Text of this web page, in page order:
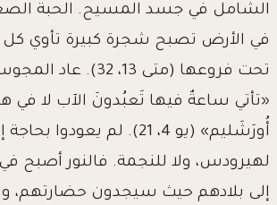
الشامل في جسد المسيح. الحبة
في الأرض تصبح شجرة كبيرة تأوي
تحت فروعها (متى 13،
«تأتي ساعةٌ فيها تَعبُدونَ الآب لا في
أُورَشَليم» (يو 4، 21). لم
لهيرودس، ولا للنجمة. فالنور أصبح
إلى بلادهم حيث سيجدون حضارتهم،